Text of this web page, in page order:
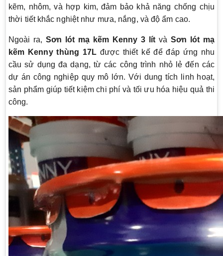
kẽm, nhôm, và hợp kim, đảm bảo khả năng chống chịu
thời tiết khắc nghiệt như mưa, nắng, và độ ẩm cao.
Ngoài ra,Sơn lót mạ kẽm Kenny 3 lít và Sơn lót mạ
kẽm Kenny thùng 17L được thiết kế để đáp ứng nhu
cầu sử dụng đa dạng, từ các công trình nhỏ lẻ đến các
dự án công nghiệp quy mô lớn. Với dung tích linh hoạt,
sản phẩm giúp tiết kiệm chi phí và tối ưu hóa hiệu quả thi
công.